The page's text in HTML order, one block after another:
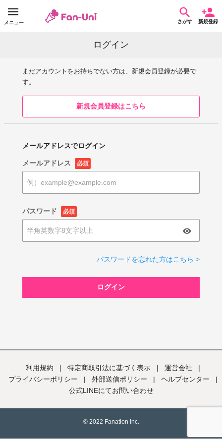
メニュー さがす 新規登録
ログイン
まだアカウントをお持ちでない方は、新規会員登録が必要で
す。
新規会員登録はこちら
メールアドレスでログイン
メールアドレス 必須
パスワード 必須
パスワードを忘れた方はこちら >
ログイン
利用規約 | 特定商取引法に基づく表示 | 運営会社
|
プライバシーポリシー
| 外部送信ポリシー | ヘルプセンター
|
公式LINEにてお問い合わせ
© 2022 Fanation Inc.